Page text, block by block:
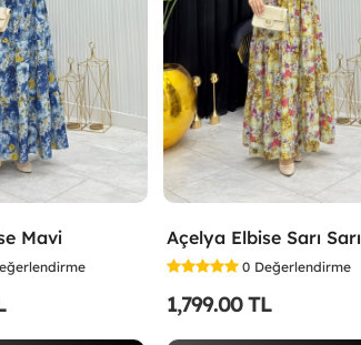
Mavi Açelya Elbise Sarı Sarı
0 Değerlendirme
1,799.00 TL